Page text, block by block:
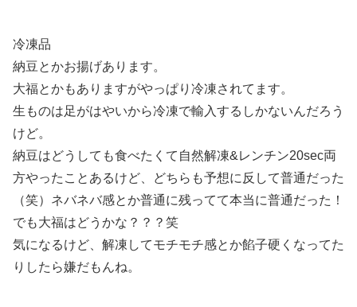
冷凍品
納豆とかお揚げあります。
大福とかもありますがやっぱり冷凍されてます。
生ものは足がはやいから冷凍で輸入するしかないんだろう
けど。
納豆はどうしても食べたくて自然解凍&レンチン20sec両
方やったことあるけど、どちらも予想に反して普通だった
（笑）ネバネバ感とか普通に残ってて本当に普通だった！
でも大福はどうかな？？？笑
気になるけど、解凍してモチモチ感とか餡子硬くなってた
りしたら嫌だもんね。